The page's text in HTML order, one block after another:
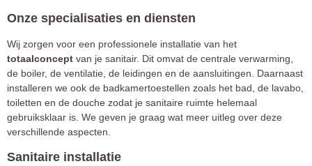
Onze specialisaties en diensten
Wij zorgen voor een professionele installatie van het
totaalconcept van je sanitair. Dit omvat de centrale verwarming,
de boiler, de ventilatie, de leidingen en de aansluitingen. Daarnaast
installeren we ook de badkamertoestellen zoals het bad, de lavabo,
toiletten en de douche zodat je sanitaire ruimte helemaal
gebruiksklaar is. We geven je graag wat meer uitleg over deze
verschillende aspecten.
Sanitaire installatie